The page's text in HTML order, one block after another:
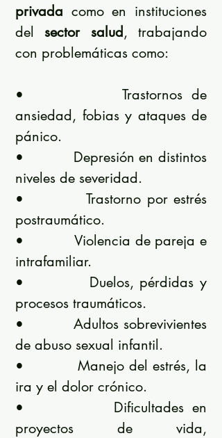
privada como en instituciones
delsector salud, trabajando
con problemáticas como:
• Trastornos de
ansiedad, fobias y ataques de
pánico.
• Depresión en distintos
niveles de severidad.
• Trastorno por estrés
postraumático.
• Violencia de pareja e
intrafamiliar.
• Duelos, pérdidas y
procesos traumáticos.
• Adultos sobrevivientes
de abuso sexual infantil.
• Manejo del estrés, la
ira y el dolor crónico.
• Dificultades en
proyectos de vida,